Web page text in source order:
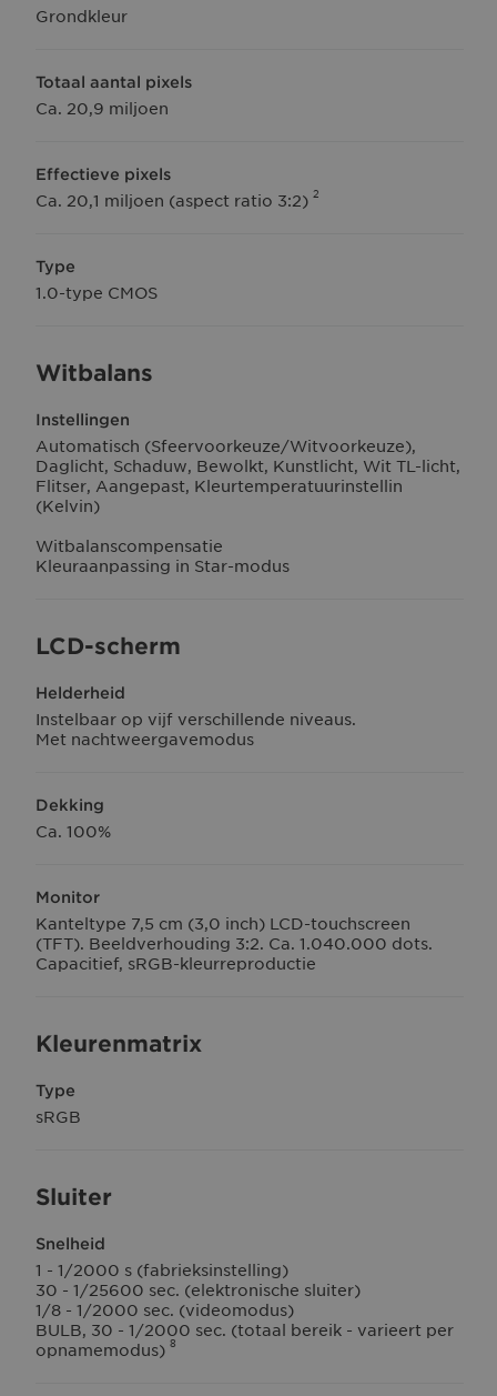
Grondkleur
Totaal aantal pixels
Ca. 20,9 miljoen
Effectieve pixels
Ca. 20,1 miljoen (aspect ratio 3:2)2
Type
1.0-type CMOS
Witbalans
Instellingen
Automatisch (Sfeervoorkeuze/Witvoorkeuze),
Daglicht, Schaduw, Bewolkt, Kunstlicht, Wit TL-licht,
Flitser, Aangepast, Kleurtemperatuurinstellin
(Kelvin)
Witbalanscompensatie
Kleuraanpassing in Star-modus
LCD-scherm
Helderheid
Instelbaar op vijf verschillende niveaus.
Met nachtweergavemodus
Dekking
Ca. 100%
Monitor
Kanteltype 7,5 cm (3,0 inch) LCD-touchscreen
(TFT). Beeldverhouding 3:2. Ca. 1.040.000 dots.
Capacitief, sRGB-kleurreproductie
Kleurenmatrix
Type
sRGB
Sluiter
Snelheid
1 - 1/2000 s (fabrieksinstelling)
30 - 1/25600 sec. (elektronische sluiter)
1/8 - 1/2000 sec. (videomodus)
BULB, 30 - 1/2000 sec. (totaal bereik - varieert per
opnamemodus)8